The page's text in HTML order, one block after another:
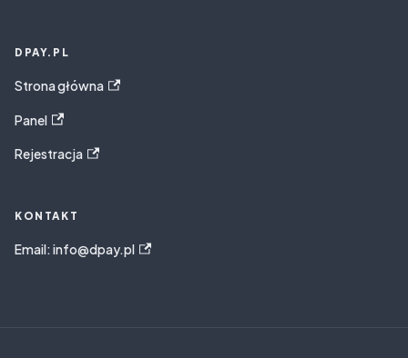
DPAY.PL
Strona główna
Panel
Rejestracja
KONTAKT
Email: info@dpay.pl